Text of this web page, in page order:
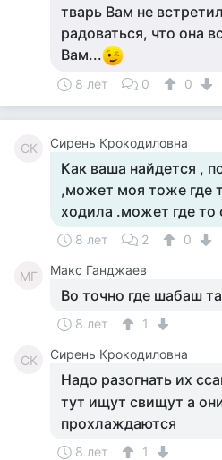
тварь Вам не
радоваться, что она
Вам...
8 лет 0 0
СК Сирень Крокодиловна
Как ваша найдется ,
,может моя тоже где
ходила .может где то
8 лет 2 0
МГ Макс Ганджаев
Во точно где шабаш
8 лет 1
СК Сирень Крокодиловна
Надо разогнать их
тут ищут свищут а
прохлаждаются
8 лет 1